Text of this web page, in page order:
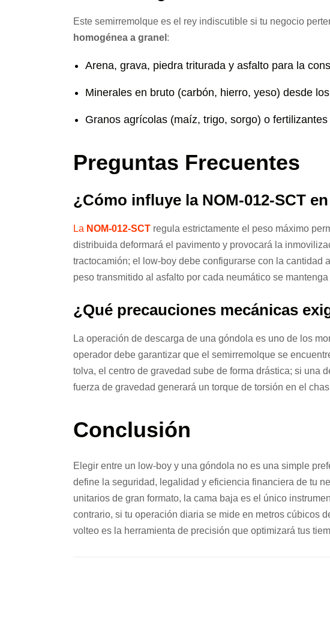
Este semirremolque es el rey indiscutible si tu negocio
homogénea a granel :
Arena, grava, piedra triturada y asfalto para la
Minerales en bruto (carbón, hierro, yeso) desde
Granos agrícolas (maíz, trigo, sorgo) o
Preguntas Frecuentes
¿Cómo influye la NOM-012-SCT
La NOM-012-SCT regula estrictamente el peso máximo
distribuida deformará el pavimento y provocará la
tractocamión; el low-boy debe configurarse con la cantidad
peso transmitido al asfalto por cada neumático se
¿Qué precauciones mecánicas
La operación de descarga de una góndola es uno de los
operador debe garantizar que el semirremolque se
tolva, el centro de gravedad sube de forma drástica; si una
fuerza de gravedad generará un torque de torsión en el
Conclusión
Elegir entre un low-boy y una góndola no es una simple
define la seguridad, legalidad y eficiencia financiera de tu
unitarios de gran formato, la cama baja es el único
contrario, si tu operación diaria se mide en metros cúbicos
volteo es la herramienta de precisión que optimizará tus